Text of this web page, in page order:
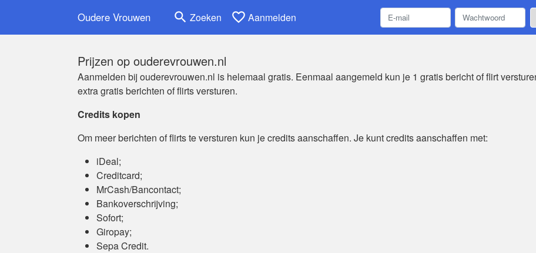
Oudere Vrouwen search Zoeken favorite_border Aanmelden
Prijzen op ouderevrouwen.nl
Aanmelden bij ouderevrouwen.nl is helemaal gratis. Eenmaal aangemeld kun je 1 gratis bericht of flirt
extra gratis berichten of flirts versturen.
Credits kopen
Om meer berichten of flirts te versturen kun je credits aanschaffen. Je kunt credits aanschaffen met:
iDeal;
Creditcard;
MrCash/Bancontact;
Bankoverschrijving;
Sofort;
Giropay;
Sepa Credit.